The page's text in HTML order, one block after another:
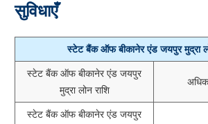
सुविधाएँ
स्टेट बैंक ऑफ बीकानेर एंड जयपुर मुद्रा
स्टेट बैंक ऑफ बीकानेर एंड जयपुर
मुद्रा लोन राशि
स्टेट बैंक ऑफ बीकानेर एंड जयपुर